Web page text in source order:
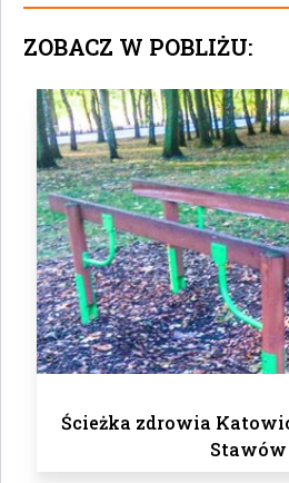
ZOBACZ W POBLIŻU:
Ścieżka zdrowia
Stawów